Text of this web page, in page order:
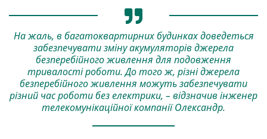
На жаль, в багатоквартирних будинках доведеться
забезпечувати зміну акумуляторів джерела
безперебійного живлення для подовження
тривалості роботи. До того ж, різні джерела
безперебійного живлення можуть забезпечувати
різний час роботи без електрики, – відзначив інженер
телекомунікаційної компанії Олександр.